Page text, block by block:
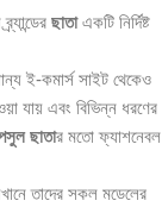
ছাতাএকটি নির্দিষ্ট
ই-কমার্স সাইট থেকেও
যায় এবং বিভিন্ন ধরণের
ছাতার মতো ফ্যাশনেবল
তাদের সকল মডেলের